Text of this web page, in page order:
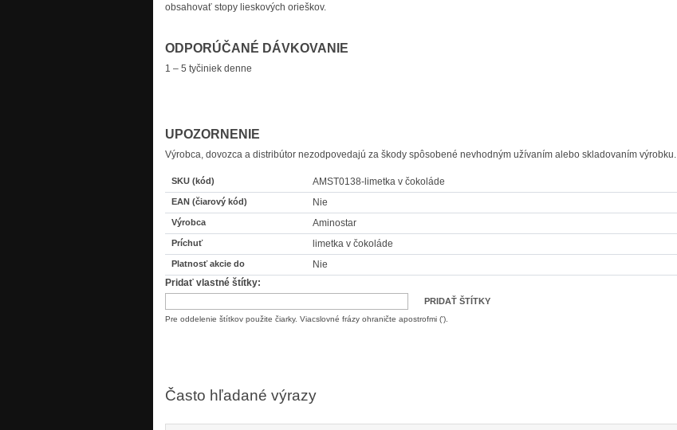
obsahovať stopy lieskových orieškov.
ODPORÚČANÉ DÁVKOVANIE
1 – 5 tyčiniek denne
UPOZORNENIE
Výrobca, dovozca a distribútor nezodpovedajú za škody spôsobené nevhodným užívaním alebo skladovaním výrobku.
SKU (kód) AMST0138-limetka v čokoláde
EAN (čiarový kód) Nie
Výrobca Aminostar
Príchuť limetka v čokoláde
Platnosť akcie do
Nie
Pridať vlastné štítky:
PRIDAŤ ŠTÍTKY
Pre oddelenie štítkov použite čiarky. Viacslovné frázy ohraničte apostrofmi (').
Často hľadané výrazy